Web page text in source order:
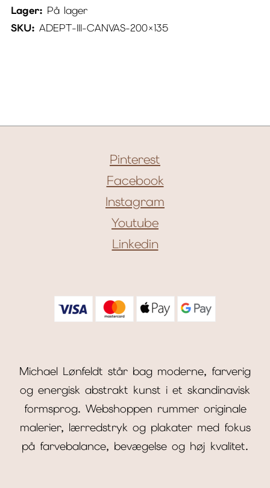
Lager: På lager
SKU: ADEPT-III-CANVAS-200×135
Pinterest
Facebook
Instagram
Youtube
Linkedin
Michael Lønfeldt står bag moderne, farverig
og energisk abstrakt kunst i et skandinavisk
formsprog. Webshoppen rummer originale
malerier, lærredstryk og plakater med fokus
på farvebalance, bevægelse og høj kvalitet.